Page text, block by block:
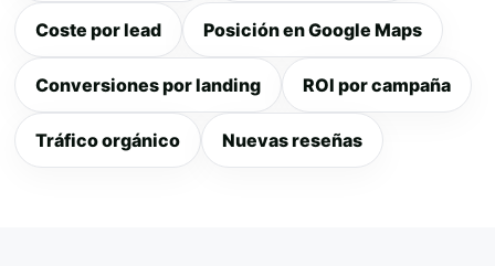
Coste por lead Posición en Google Maps
Conversiones por landing ROI por campaña
Tráfico orgánico Nuevas reseñas